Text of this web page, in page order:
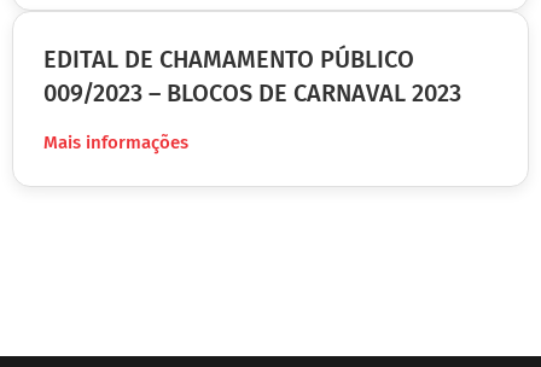
EDITAL DE CHAMAMENTO PÚBLICO
009/2023 – BLOCOS DE CARNAVAL 2023
Mais informações